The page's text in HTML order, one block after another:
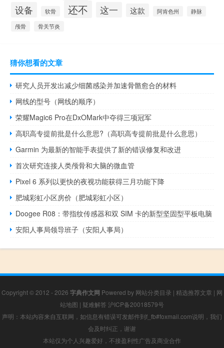
设备 软骨 还不 这一 这款 阿肯色州
静脉
颅骨
骨关节炎
猜你想看的文章
研究人员开发出减少细菌感染并加速骨骼愈合的材料
网线的型号（网线的顺序）
荣耀Magic6 Pro在DxOMark中夺得三项冠军
高职高专提前批是什么意思?（高职高专提前批是什么意思）
Garmin 为最新的智能手表提供了新的错误修复和改进
首次研究连接人类颅骨和大脑的微血管
Pixel 6 系列以更快的夜视功能获得三月功能下降
肥城彩虹小区房价（肥城彩虹小区）
Doogee R08：带指纹传感器和双 SIM 卡的新型坚固型平板电脑
安阳人事局领导班子（安阳人事局）
Copyright © 2012 - 2026 字典作文网 Powered by 网站分类目录 | 精选推荐文章 | 网
站地图 | 疑难解答 沪ICP备20018579号
声明：本站内容来自互联网，如信息有错误可发邮件到f_fb#foxmail.com说明，我们
会及时纠正，谢谢
本站仅为个人兴趣爱好，不接盈利性广告及商业合作